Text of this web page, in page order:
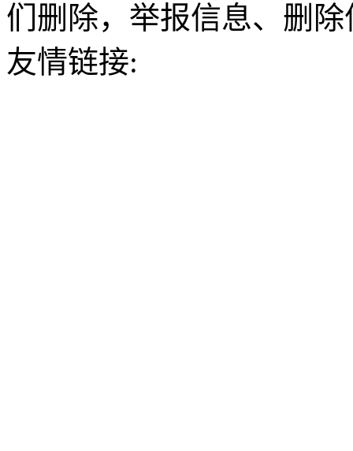
们删除，举报信息、删
友情链接: